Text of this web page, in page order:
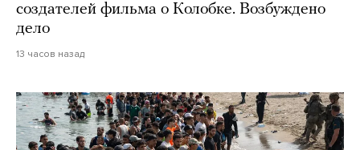
создателей фильма о Колобке. Возбуждено
дело
13 часов назад